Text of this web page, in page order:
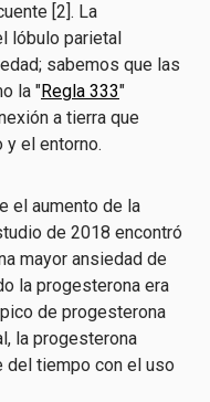
[2]. La
lóbulo parietal
sabemos que las
la "Regla 333"
a tierra que
y el entorno.
el aumento de la
de 2018 encontró
mayor ansiedad de
la progesterona era
de progesterona
la progesterona
del tiempo con el uso